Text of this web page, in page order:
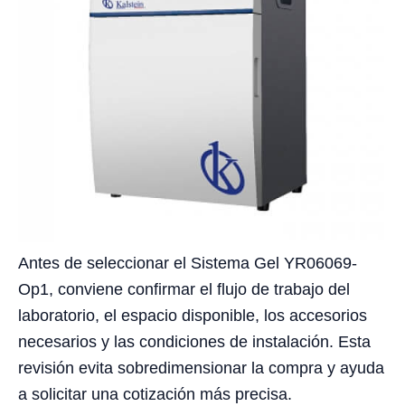
Antes de seleccionar el Sistema Gel YR06069-
Op1, conviene confirmar el flujo de trabajo del
laboratorio, el espacio disponible, los accesorios
necesarios y las condiciones de instalación. Esta
revisión evita sobredimensionar la compra y ayuda
a solicitar una cotización más precisa.